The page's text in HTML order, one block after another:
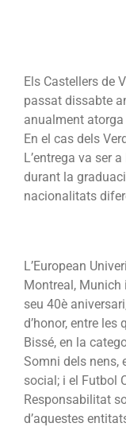
Els Castellers de
passat dissabte
anualment
En el cas dels
L’entrega va ser
durant la
nacionalitats
L’European
Montreal, Munich
seu 40è
d’honor, entre les
Bissé, en la
Somni dels nens,
social; i el Futbol
Responsabilitat
d’aquestes